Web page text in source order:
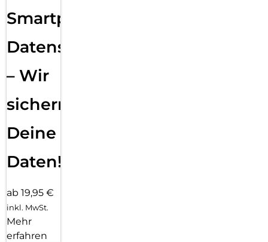
Smartphone
Datensicherung
– Wir
sichern
Deine
Daten!
ab 19,95 €
inkl. MwSt.
Mehr
erfahren